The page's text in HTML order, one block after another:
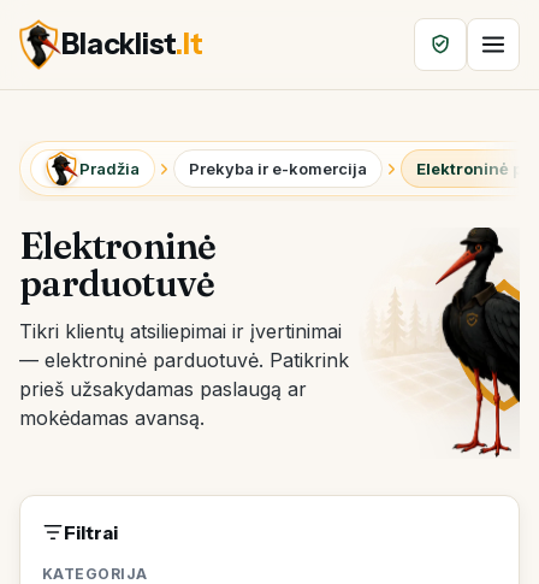
Blacklist.lt
Pradžia Prekyba ir e-komercija Elektroninė
Elektroninė
parduotuvė
Tikri klientų atsiliepimai ir įvertinimai
— elektroninė parduotuvė. Patikrink
prieš užsakydamas paslaugą ar
mokėdamas avansą.
Filtrai
KATEGORIJA